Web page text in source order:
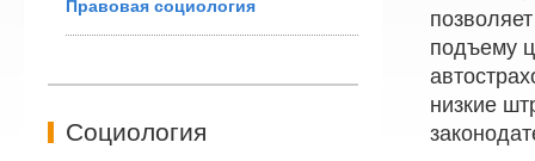
Правовая социология
Социология
подъему
низкие